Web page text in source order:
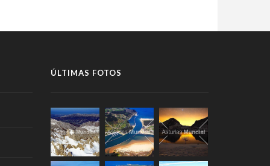
ÚLTIMAS FOTOS